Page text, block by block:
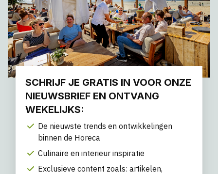
SCHRIJF JE GRATIS IN VOOR ONZE
NIEUWSBRIEF EN ONTVANG
WEKELIJKS:
De nieuwste trends en ontwikkelingen
binnen de Horeca
Culinaire en interieur inspiratie
Exclusieve content zoals: artikelen,